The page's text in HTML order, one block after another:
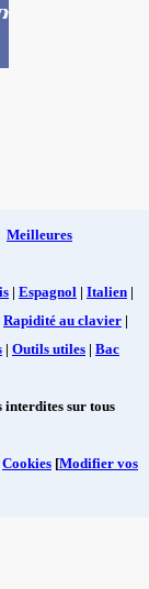
Meilleures
| Espagnol | Italien |
Rapidité au clavier |
| Outils utiles | Bac
sur tous
Cookies [Modifier vos